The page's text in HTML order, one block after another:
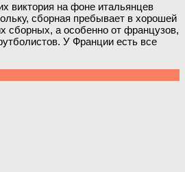
виктория на фоне итальянцев
сборная пребывает в хорошей
сборных, а особенно от французов,
У Франции есть все